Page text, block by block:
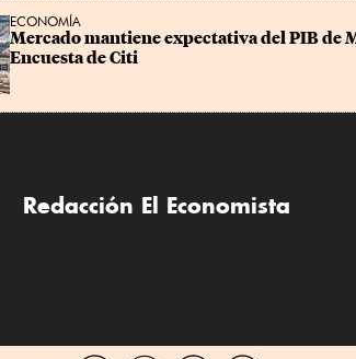
ECONOMÍA
Mercado mantiene expectativa del PIB de
Encuesta de Citi
Redacción El Economista